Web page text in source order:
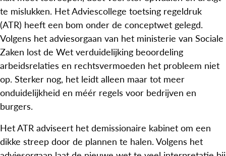
te mislukken. Het Adviescollege toetsing regeldruk
(ATR) heeft een bom onder de conceptwet gelegd.
Volgens het adviesorgaan van het ministerie van Sociale
Zaken lost de Wet verduidelijking beoordeling
arbeidsrelaties en rechtsvermoeden het probleem niet
op. Sterker nog, het leidt alleen maar tot meer
onduidelijkheid en méér regels voor bedrijven en
burgers.
Het ATR adviseert het demissionaire kabinet om een
dikke streep door de plannen te halen. Volgens het